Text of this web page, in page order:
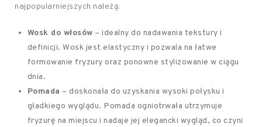
najpopularniejszych należą:
Wosk do włosów – idealny do nadawania tekstury i
definicji. Wosk jest elastyczny i pozwala na łatwe
formowanie fryzury oraz ponowne stylizowanie w ciągu
dnia.
Pomada – doskonała do uzyskania wysoki połysku i
gładkiego wyglądu. Pomada ogniotrwała utrzymuje
fryzurę na miejscu i nadaje jej elegancki wygląd, co czyni